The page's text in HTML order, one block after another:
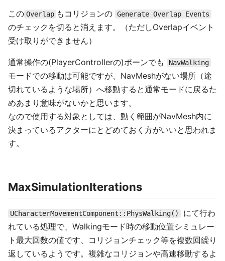
この Overlap もコリジョンの Generate Overlap Events
のチェックを切ると消えます。（ただしOverlapイベント
受け取りができません）
通常操作の(PlayerControllerの)ポーンでも NavWalking
モードでの移動は可能ですが、NavMeshがない場所（途
切れているような場所）へ移動すると通常モードに戻るた
めあまり意味がないかと思います。
なので使用する対象としては、動く範囲がNavMesh内に
決まっているアクターにとどめておく方がいいと思われま
す。
MaxSimulationIterations
UCharacterMovementComponent::PhysWalking()
にて行わ
れている処理で、Walkingモード時の移動位置シミュレー
ト最大回数の値です、コリジョンチェック等を複数回繰り
返しているようです。複雑なコリジョンや高速移動するよ